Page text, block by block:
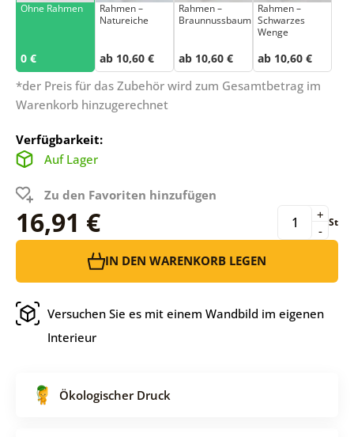
Ohne Rahmen
0 €
Rahmen –
Natureiche
ab 10,60 €
Rahmen –
Braunnussbaum
ab 10,60 €
Rahmen –
Schwarzes
Wenge
ab 10,60 €
*der Preis für das Zubehör wird zum Gesamtbetrag im
Warenkorb hinzugerechnet
Verfügbarkeit:
Auf Lager
Zu den Favoriten hinzufügen
16,91 € -
+ St
IN DEN WARENKORB LEGEN
Versuchen Sie es mit einem Wandbild im eigenen
Interieur
Ökologischer Druck